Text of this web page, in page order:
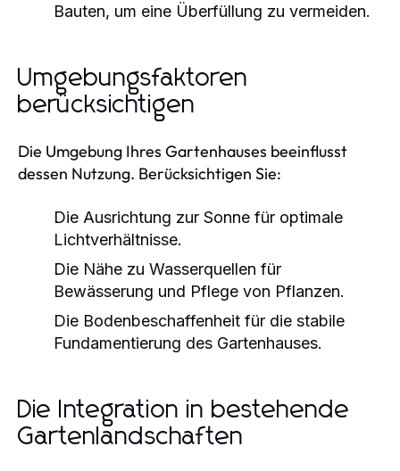
Bauten, um eine Überfüllung zu vermeiden.
Umgebungsfaktoren
berücksichtigen
Die Umgebung Ihres Gartenhauses beeinflusst
dessen Nutzung. Berücksichtigen Sie:
Die Ausrichtung zur Sonne für optimale
Lichtverhältnisse.
Die Nähe zu Wasserquellen für
Bewässerung und Pflege von Pflanzen.
Die Bodenbeschaffenheit für die stabile
Fundamentierung des Gartenhauses.
Die Integration in bestehende
Gartenlandschaften